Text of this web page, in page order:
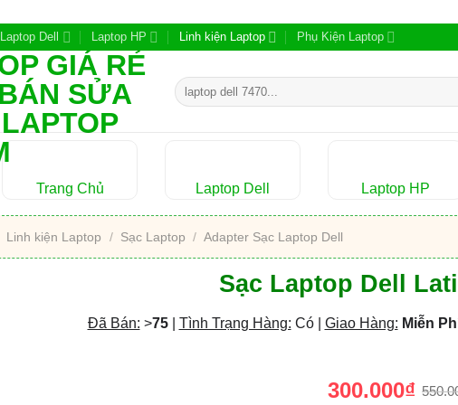
Laptop Dell Laptop HP Linh kiện Laptop Phụ Kiện Laptop
Tìm
kiếm:
Trang Chủ Laptop Dell Laptop HP
Linh kiện Laptop / Sạc Laptop / Adapter Sạc Laptop Dell
Sạc Laptop Dell
Đã Bán: >75| Tình Trạng Hàng: Có | Giao Hàng: Miễn
300.000₫